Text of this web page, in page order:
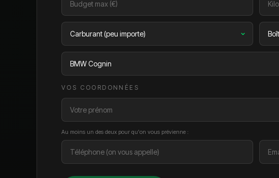
VOS COORDONNÉES
Au moins un des deux pour qu'on vous prévienne :